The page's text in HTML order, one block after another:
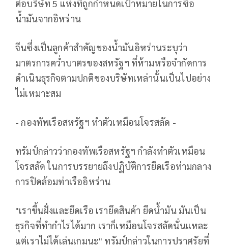
ต่อบริษัท 5 แห่งที่ถูกกำหนดเป้าหมายในการซื้อ
น้ำมันจากอิหร่าน
จีนซึ่งเป็นลูกค้าสำคัญของน้ำมันอิหร่านระบุว่า
มาตรการคว่ำบาตรของสหรัฐฯ ที่ห้ามหรือจำกัดการ
ดำเนินธุรกิจตามปกติของบริษัทเหล่านั้นเป็นไปอย่าง
ไม่เหมาะสม
- กองทัพเรือสหรัฐฯ ทำตัวเหมือนโจรสลัด -
ทรัมป์กล่าวว่ากองทัพเรือสหรัฐฯ กำลังทำตัวเหมือน
โจรสลัด ในการบรรยายถึงปฏิบัติการยึดเรือท่ามกลาง
การปิดล้อมท่าเรืออิหร่าน
"เราขึ้นฝั่งและยึดเรือ เรายึดสินค้า ยึดน้ำมัน มันเป็น
ธุรกิจที่ทำกำไรได้มาก เราก็เหมือนโจรสลัดนั่นแหละ
แต่เราไม่ได้เล่นเกมนะ" ทรัมป์กล่าวในการปราศรัยที่